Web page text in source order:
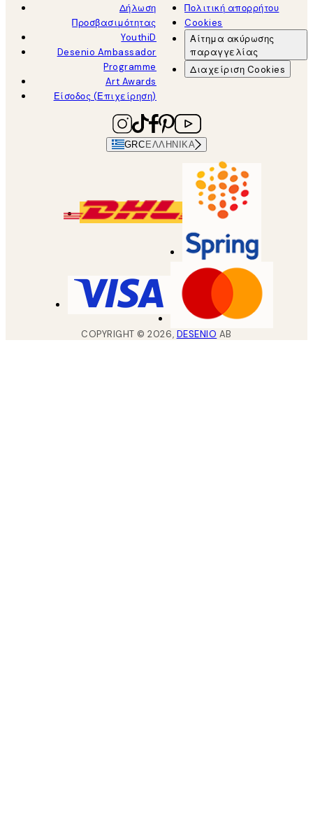
Δήλωση
Προσβασιμότητας
YouthiD
Desenio Ambassador
Programme
Art Awards
Είσοδος (Επιχείρηση)
Πολιτική απορρήτου
Cookies
Αίτημα ακύρωσης
παραγγελίας
Διαχείριση Cookies
GRC ΕΛΛΗΝΙΚΆ
COPYRIGHT ©2026, DESENIO AB